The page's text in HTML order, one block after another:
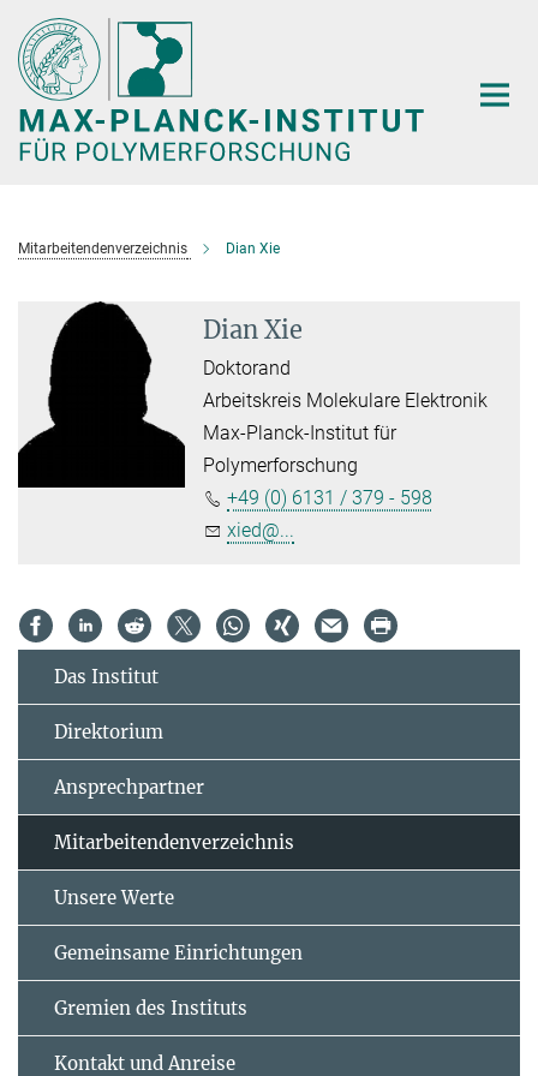
Hauptinhalt
Mitarbeitendenverzeichnis Dian Xie
Dian Xie
Doktorand
Arbeitskreis Molekulare Elektronik
Max-Planck-Institut für
Polymerforschung
+49 (0) 6131 / 379 - 598
xied@...
Das Institut
Direktorium
Ansprechpartner
Mitarbeitendenverzeichnis
Unsere Werte
Gemeinsame Einrichtungen
Gremien des Instituts
Kontakt und Anreise